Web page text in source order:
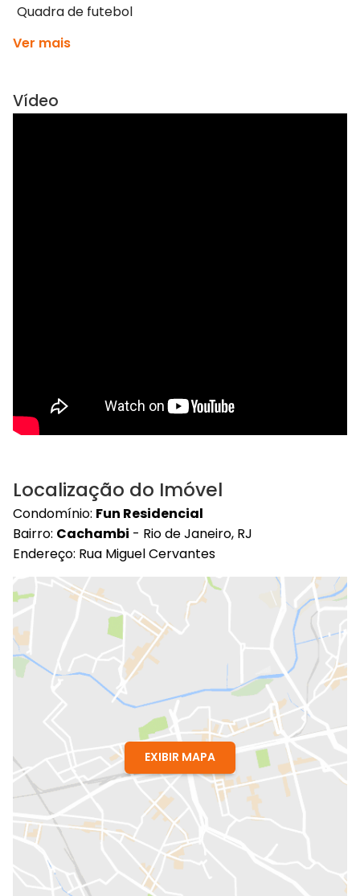
Quadra de futebol
Ver mais
Vídeo
Localização do Imóvel
Condomínio: Fun Residencial
Bairro: Cachambi - Rio de Janeiro, RJ
Endereço: Rua Miguel Cervantes
EXIBIR MAPA